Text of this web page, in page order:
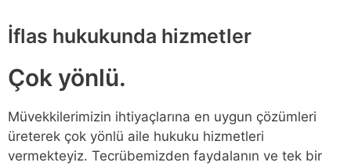
İflas hukukunda hizmetler
Çok yönlü.
Müvekkilerimizin ihtiyaçlarına en uygun çözümleri
üreterek çok yönlü aile hukuku hizmetleri
vermekteyiz. Tecrübemizden faydalanın ve tek bir